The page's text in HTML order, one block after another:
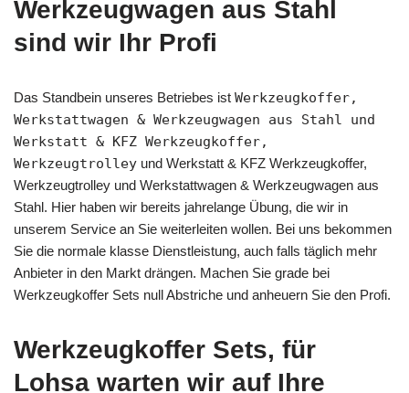
Werkzeugwagen aus Stahl
sind wir Ihr Profi
Das Standbein unseres Betriebes ist Werkzeugkoffer,
Werkstattwagen & Werkzeugwagen aus Stahl und
Werkstatt & KFZ Werkzeugkoffer,
Werkzeugtrolley und Werkstatt & KFZ Werkzeugkoffer,
Werkzeugtrolley und Werkstattwagen & Werkzeugwagen aus
Stahl. Hier haben wir bereits jahrelange Übung, die wir in
unserem Service an Sie weiterleiten wollen. Bei uns bekommen
Sie die normale klasse Dienstleistung, auch falls täglich mehr
Anbieter in den Markt drängen. Machen Sie grade bei
Werkzeugkoffer Sets null Abstriche und anheuern Sie den Profi.
Werkzeugkoffer Sets, für
Lohsa warten wir auf Ihre